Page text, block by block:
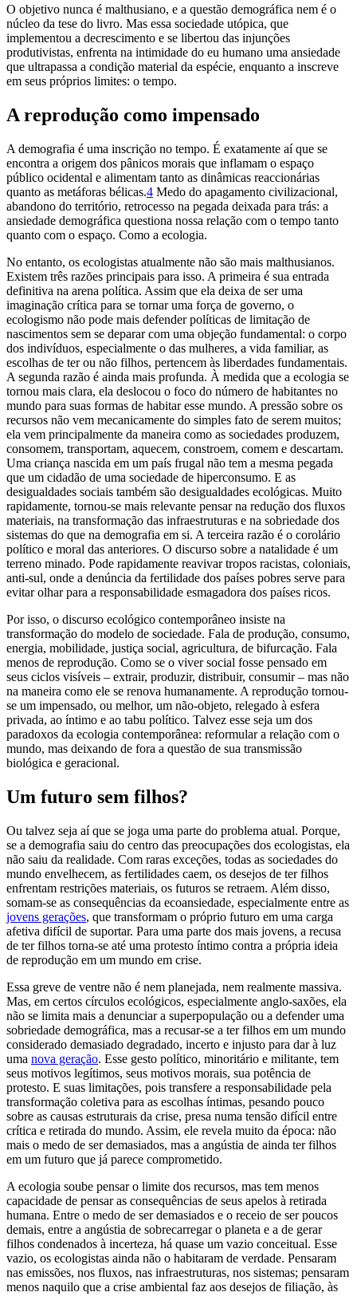
O objetivo nunca é malthusiano, e a questão demográfica nem é o
núcleo da tese do livro. Mas essa sociedade utópica, que
implementou a decrescimento e se libertou das injunções
produtivistas, enfrenta na intimidade do eu humano uma ansiedade
que ultrapassa a condição material da espécie, enquanto a inscreve
em seus próprios limites: o tempo.
A reprodução como impensado
A demografia é uma inscrição no tempo. É exatamente aí que se
encontra a origem dos pânicos morais que inflamam o espaço
público ocidental e alimentam tanto as dinâmicas reaccionárias
quanto as metáforas bélicas.4 Medo do apagamento civilizacional,
abandono do território, retrocesso na pegada deixada para trás: a
ansiedade demográfica questiona nossa relação com o tempo tanto
quanto com o espaço. Como a ecologia.
No entanto, os ecologistas atualmente não são mais malthusianos.
Existem três razões principais para isso. A primeira é sua entrada
definitiva na arena política. Assim que ela deixa de ser uma
imaginação crítica para se tornar uma força de governo, o
ecologismo não pode mais defender políticas de limitação de
nascimentos sem se deparar com uma objeção fundamental: o corpo
dos indivíduos, especialmente o das mulheres, a vida familiar, as
escolhas de ter ou não filhos, pertencem às liberdades fundamentais.
A segunda razão é ainda mais profunda. À medida que a ecologia se
tornou mais clara, ela deslocou o foco do número de habitantes no
mundo para suas formas de habitar esse mundo. A pressão sobre os
recursos não vem mecanicamente do simples fato de serem muitos;
ela vem principalmente da maneira como as sociedades produzem,
consomem, transportam, aquecem, constroem, comem e descartam.
Uma criança nascida em um país frugal não tem a mesma pegada
que um cidadão de uma sociedade de hiperconsumo. E as
desigualdades sociais também são desigualdades ecológicas. Muito
rapidamente, tornou-se mais relevante pensar na redução dos fluxos
materiais, na transformação das infraestruturas e na sobriedade dos
sistemas do que na demografia em si. A terceira razão é o corolário
político e moral das anteriores. O discurso sobre a natalidade é um
terreno minado. Pode rapidamente reavivar tropos racistas, coloniais,
anti-sul, onde a denúncia da fertilidade dos países pobres serve para
evitar olhar para a responsabilidade esmagadora dos países ricos.
Por isso, o discurso ecológico contemporâneo insiste na
transformação do modelo de sociedade. Fala de produção, consumo,
energia, mobilidade, justiça social, agricultura, de bifurcação. Fala
menos de reprodução. Como se o viver social fosse pensado em
seus ciclos visíveis – extrair, produzir, distribuir, consumir – mas não
na maneira como ele se renova humanamente. A reprodução tornou-
se um impensado, ou melhor, um não-objeto, relegado à esfera
privada, ao íntimo e ao tabu político. Talvez esse seja um dos
paradoxos da ecologia contemporânea: reformular a relação com o
mundo, mas deixando de fora a questão de sua transmissão
biológica e geracional.
Um futuro sem filhos?
Ou talvez seja aí que se joga uma parte do problema atual. Porque,
se a demografia saiu do centro das preocupações dos ecologistas, ela
não saiu da realidade. Com raras exceções, todas as sociedades do
mundo envelhecem, as fertilidades caem, os desejos de ter filhos
enfrentam restrições materiais, os futuros se retraem. Além disso,
somam-se as consequências da ecoansiedade, especialmente entre as
jovens gerações, que transformam o próprio futuro em uma carga
afetiva difícil de suportar. Para uma parte dos mais jovens, a recusa
de ter filhos torna-se até uma protesto íntimo contra a própria ideia
de reprodução em um mundo em crise.
Essa greve de ventre não é nem planejada, nem realmente massiva.
Mas, em certos círculos ecológicos, especialmente anglo-saxões, ela
não se limita mais a denunciar a superpopulação ou a defender uma
sobriedade demográfica, mas a recusar-se a ter filhos em um mundo
considerado demasiado degradado, incerto e injusto para dar à luz
uma nova geração. Esse gesto político, minoritário e militante, tem
seus motivos legítimos, seus motivos morais, sua potência de
protesto. E suas limitações, pois transfere a responsabilidade pela
transformação coletiva para as escolhas íntimas, pesando pouco
sobre as causas estruturais da crise, presa numa tensão difícil entre
crítica e retirada do mundo. Assim, ele revela muito da época: não
mais o medo de ser demasiados, mas a angústia de ainda ter filhos
em um futuro que já parece comprometido.
A ecologia soube pensar o limite dos recursos, mas tem menos
capacidade de pensar as consequências de seus apelos à retirada
humana. Entre o medo de ser demasiados e o receio de ser poucos
demais, entre a angústia de sobrecarregar o planeta e a de gerar
filhos condenados à incerteza, há quase um vazio conceitual. Esse
vazio, os ecologistas ainda não o habitaram de verdade. Pensaram
nas emissões, nos fluxos, nas infraestruturas, nos sistemas; pensaram
menos naquilo que a crise ambiental faz aos desejos de filiação, às